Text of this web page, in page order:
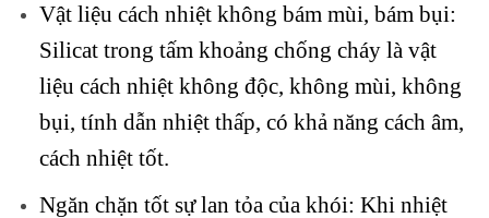
Vật liệu cách nhiệt không bám mùi, bám bụi:
Silicat trong tấm khoảng chống cháy là vật
liệu cách nhiệt không độc, không mùi, không
bụi, tính dẫn nhiệt thấp, có khả năng cách âm,
cách nhiệt tốt.
Ngăn chặn tốt sự lan tỏa của khói: Khi nhiệt